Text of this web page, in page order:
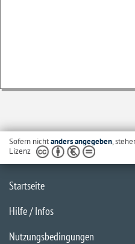
Sofern nichtanders angegeben,
Lizenz
Startseite
Hilfe / Infos
Nutzungsbedingungen